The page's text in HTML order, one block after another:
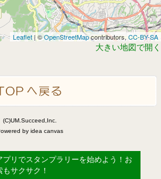
Leaflet | ©OpenStreetMapcontributors, CC-BY-SA
大きい地図で開く
(C)UM.Succeed,Inc.
by idea canvas
プリでスタンプラリーを始めよう！お
サクサク！